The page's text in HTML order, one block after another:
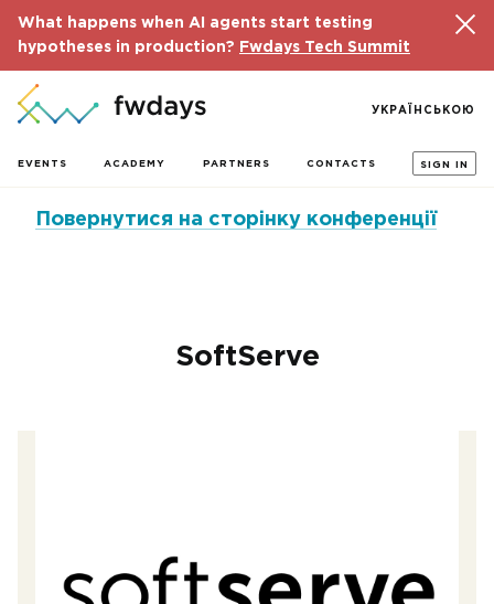
What happens when AI agents start testing
hypotheses in production?
Fwdays Tech Summit
EVENTS ACADEMY PARTNERS CONTACTS SIGN IN
УКРАЇНСЬКОЮ
Повернутися на сторінку конференції
SoftServe